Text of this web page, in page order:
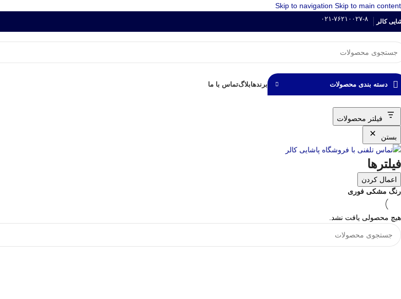
Skip to navigation Skip to main content
کالر ۰۲۱-۷۶۲۱۰۰۲۷-۸
دسته بندی محصولات برند‌هابلاگتماس با ما
فیلتر محصولات
بستن
فیلترها
اعمال کردن
رنگ مشکی فوری
هیچ محصولی یافت نشد.